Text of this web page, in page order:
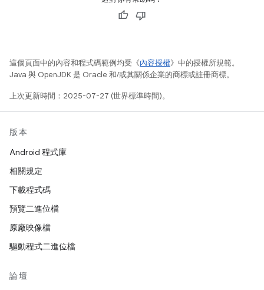
這個頁面中的內容和程式碼範例均受《內容授權》中的授權所規範。
Java 與 OpenJDK 是 Oracle 和/或其關係企業的商標或註冊商標。
上次更新時間：2025-07-27 (世界標準時間)。
版本
Android 程式庫
相關規定
下載程式碼
預覽二進位檔
原廠映像檔
驅動程式二進位檔
論壇